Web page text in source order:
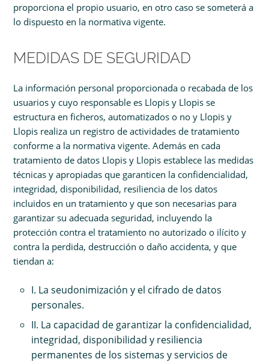
proporciona el propio usuario, en otro caso se someterá a
lo dispuesto en la normativa vigente.
MEDIDAS DE SEGURIDAD
La información personal proporcionada o recabada de los
usuarios y cuyo responsable es Llopis y Llopis se
estructura en ficheros, automatizados o no y Llopis y
Llopis realiza un registro de actividades de tratamiento
conforme a la normativa vigente. Además en cada
tratamiento de datos Llopis y Llopis establece las medidas
técnicas y apropiadas que garanticen la confidencialidad,
integridad, disponibilidad, resiliencia de los datos
incluidos en un tratamiento y que son necesarias para
garantizar su adecuada seguridad, incluyendo la
protección contra el tratamiento no autorizado o ilícito y
contra la perdida, destrucción o daño accidenta, y que
tiendan a:
I. La seudonimización y el cifrado de datos
personales.
II. La capacidad de garantizar la confidencialidad,
integridad, disponibilidad y resiliencia
permanentes de los sistemas y servicios de